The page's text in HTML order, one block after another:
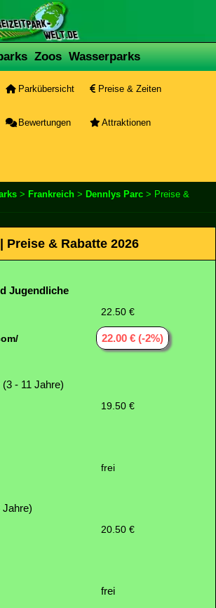
Zoos Wasserparks
Parkübersicht Preise & Zeiten
Bewertungen Attraktionen
> Frankreich > Dennlys Parc > Preise &
Preise & Rabatte 2026
Jugendliche
22.50 €
22.00 € (-2%)
(3 - 11 Jahre)
19.50 €
frei
Jahre)
20.50 €
frei